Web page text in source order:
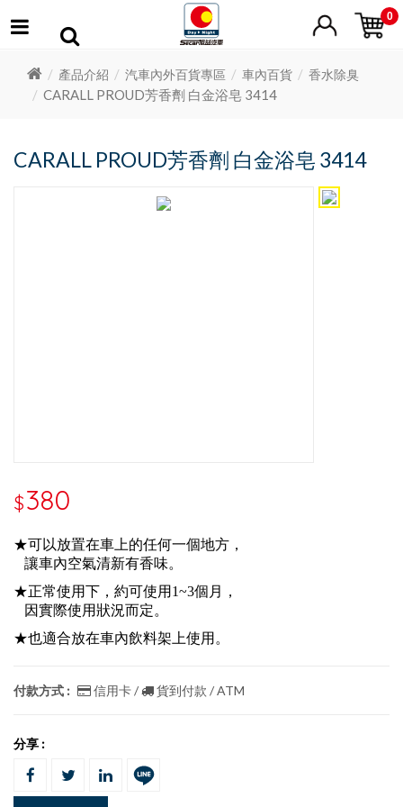
0
產品介紹 汽車內外百貨專區 車內百貨 香水除臭
CARALL PROUD芳香劑 白金浴皂 3414
CARALL PROUD芳香劑 白金浴皂 3414
$380
★可以放置在車上的任何一個地方，
讓車內空氣清新有香味。
★正常使用下，約可使用1~3個月，
因實際使用狀況而定。
★也適合放在車內飲料架上使用。
付款方式 : 信用卡 / 貨到付款 / ATM
分享 :